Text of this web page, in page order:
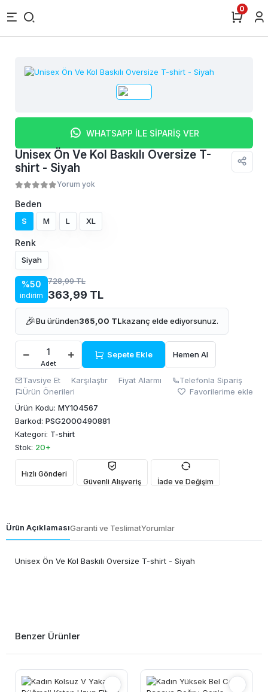
0
WHATSAPP İLE SİPARİŞ VER
Unisex Ön Ve Kol Baskılı Oversize T-
shirt - Siyah
Yorum yok
Beden
S M L XL
Renk
Siyah
%50
indirim
728,99 TL
363,99 TL
🎉Bu üründen365,00 TLkazanç elde ediyorsunuz.
Adet
Sepete Ekle Hemen Al
Tavsiye Et Karşılaştır Fiyat Alarmı
Telefonla Sipariş
Ürün Önerileri
Favorilerime ekle
Ürün Kodu: MY104567
Barkod: PSG2000490881
Kategori: T-shirt
Stok: 20+
Hızlı Gönderi
Güvenli Alışveriş
İade ve Değişim
Ürün AçıklamasıGaranti ve TeslimatYorumlar
Unisex Ön Ve Kol Baskılı Oversize T-shirt - Siyah
Benzer Ürünler